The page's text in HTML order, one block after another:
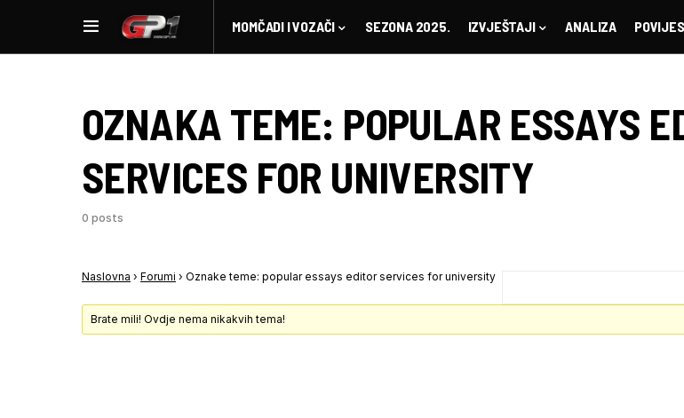
MOMČADI I VOZAČI SEZONA 2025. IZVJEŠTAJI ANALIZA
OZNAKA TEME: POPULAR ESSAYS
SERVICES FOR UNIVERSITY
0 posts
Naslovna › Forumi › Oznake teme: popular essays editor services for university
Brate mili! Ovdje nema nikakvih tema!